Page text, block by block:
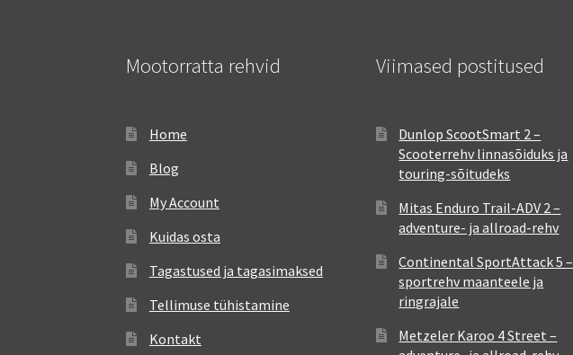
Mootorratta rehvid
Home
Blog
My Account
Kuidas osta
Tagastused ja tagasimaksed
Tellimuse tühistamine
Kontakt
Viimased postitused
Dunlop ScootSmart 2 –
Scooterrehv linnasõiduks ja
touring-sõitudeks
Mitas Enduro Trail-ADV 2 –
adventure- ja allroad-rehv
Continental SportAttack 5 –
sportrehv maanteele ja
ringrajale
Metzeler Karoo 4 Street –